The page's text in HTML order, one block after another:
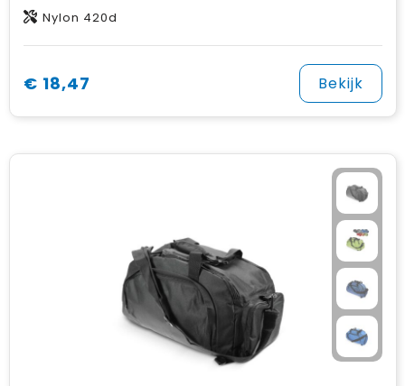
Nylon 420d
€ 18,47 Bekijk